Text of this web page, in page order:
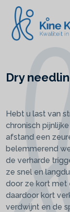
Dry
Hebt u last van
chronisch
afstand een
belemmerend
de verharde
ze snel en
door ze kort met
daardoor kort
verdwijnt en de